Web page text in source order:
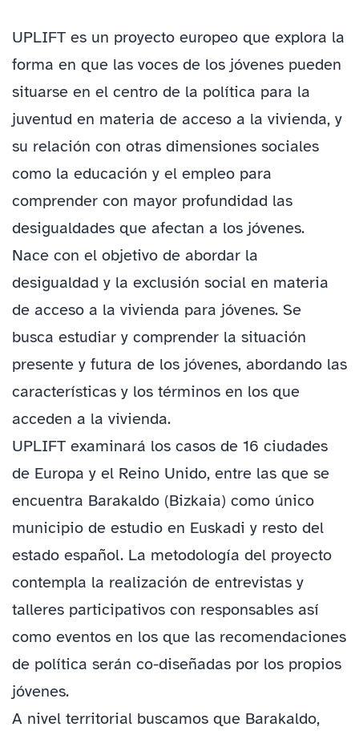
UPLIFT es un proyecto europeo que explora la
forma en que las voces de los jóvenes pueden
situarse en el centro de la política para la
juventud en materia de acceso a la vivienda, y
su relación con otras dimensiones sociales
como la educación y el empleo para
comprender con mayor profundidad las
desigualdades que afectan a los jóvenes.
Nace con el objetivo de abordar la
desigualdad y la exclusión social en materia
de acceso a la vivienda para jóvenes. Se
busca estudiar y comprender la situación
presente y futura de los jóvenes, abordando las
características y los términos en los que
acceden a la vivienda.
UPLIFT examinará los casos de 16 ciudades
de Europa y el Reino Unido, entre las que se
encuentra Barakaldo (Bizkaia) como único
municipio de estudio en Euskadi y resto del
estado español. La metodología del proyecto
contempla la realización de entrevistas y
talleres participativos con responsables así
como eventos en los que las recomendaciones
de política serán co-diseñadas por los propios
jóvenes.
A nivel territorial buscamos que Barakaldo,